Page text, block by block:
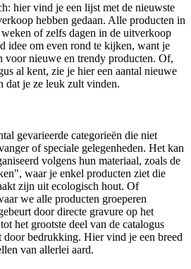
hier vind je een lijst met de nieuwste
hebben gedaan. Alle producten in
of zelfs dagen in de uitverkoop
idee om even rond te kijken, want je
voor nieuwe en trendy producten. Of,
al kent, zie je hier een aantal nieuwe
dat je ze leuk zult vinden.
gevarieerde categorieën die niet
of speciale gelegenheden. Het kan
volgens hun materiaal, zoals de
waar je enkel producten ziet die
zijn uit ecologisch hout. Of
we alle producten groeperen
door directe gravure op het
het grootste deel van de catalogus
door bedrukking. Hier vind je een breed
van allerlei aard.